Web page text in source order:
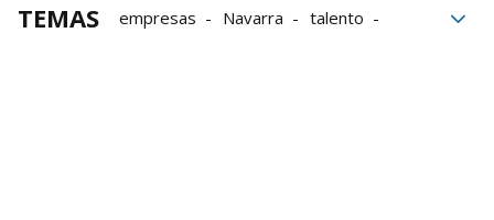
TEMAS empresas Navarra
talento